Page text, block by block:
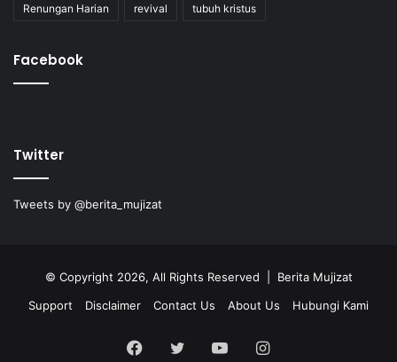
Renungan Harian revival tubuh kristus
Facebook
Twitter
Tweets by @berita_mujizat
© Copyright 2026, All Rights Reserved | Berita Mujizat
Support
Disclaimer Contact Us About Us Hubungi Kami
Facebook
Twitter YouTubeInstagram